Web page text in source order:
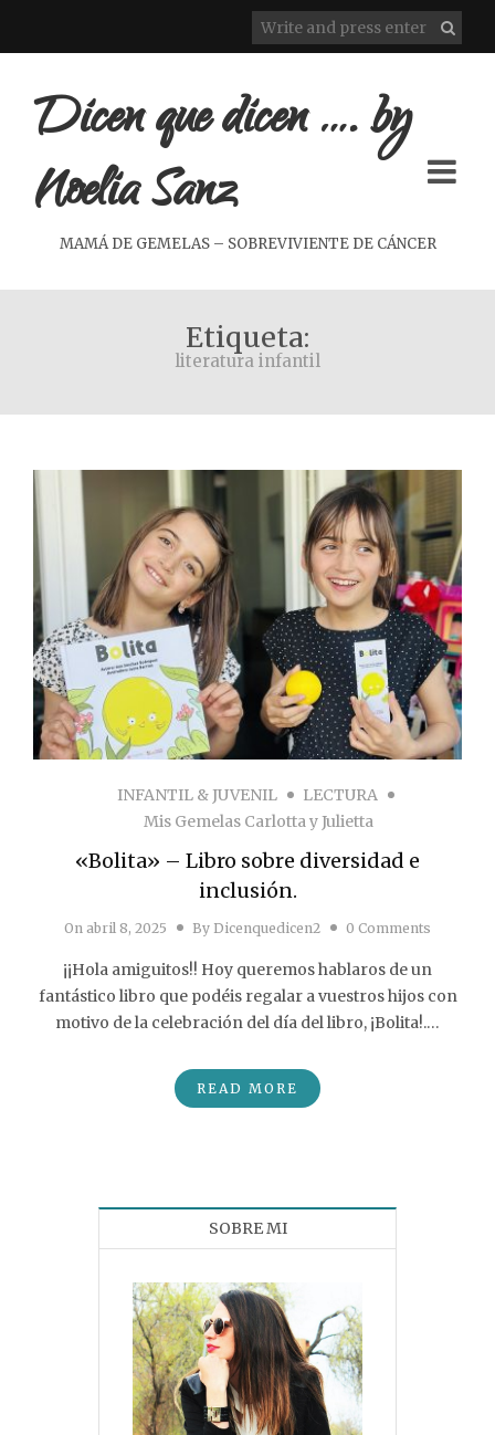
Dicen que dicen …. by
Noelia Sanz
MAMÁ DE GEMELAS – SOBREVIVIENTE DE CÁNCER
Etiqueta:
literatura infantil
INFANTIL & JUVENIL
LECTURA
Mis Gemelas Carlotta y Julietta
«Bolita» – Libro sobre diversidad e
inclusión.
On abril 8, 2025 By Dicenquedicen2 0 Comments
¡¡Hola amiguitos!! Hoy queremos hablaros de un
fantástico libro que podéis regalar a vuestros hijos con
motivo de la celebración del día del libro, ¡Bolita!.…
READ MORE
SOBRE MI